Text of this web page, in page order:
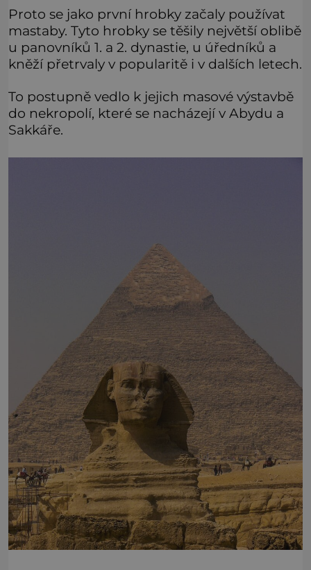
Proto se jako první hrobky začaly používat
mastaby. Tyto hrobky se těšily největší oblibě
u panovníků 1. a 2. dynastie, u úředníků a
kněží přetrvaly v popularitě i v dalších letech.
To postupně vedlo k jejich masové výstavbě
do nekropolí, které se nacházejí v Abydu a
Sakkáře.